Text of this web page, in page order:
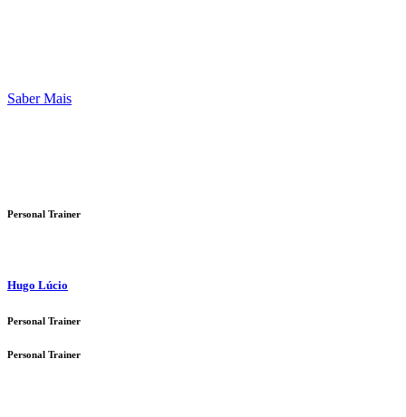
Saber Mais
Personal Trainer
Hugo Lúcio
Personal Trainer
Personal Trainer